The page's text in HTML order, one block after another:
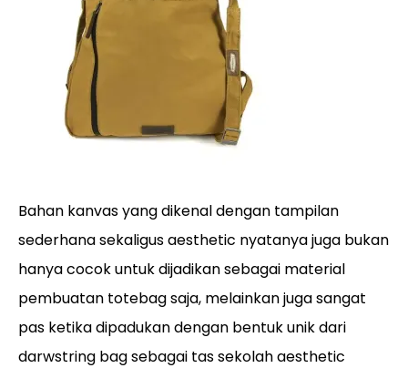
Bahan kanvas yang dikenal dengan tampilan
sederhana sekaligus aesthetic nyatanya juga bukan
hanya cocok untuk dijadikan sebagai material
pembuatan totebag saja, melainkan juga sangat
pas ketika dipadukan dengan bentuk unik dari
darwstring bag sebagai tas sekolah aesthetic